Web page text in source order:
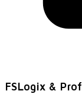
FSLogix &